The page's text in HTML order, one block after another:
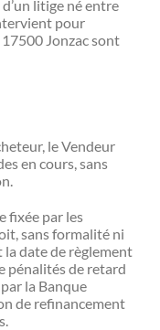
litige né entre
pour
17500 Jonzac sont
le Vendeur
en cours, sans
fixée par les
sans formalité ni
la date de règlement
pénalités de retard
la Banque
de refinancement